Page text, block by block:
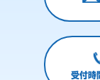
受付